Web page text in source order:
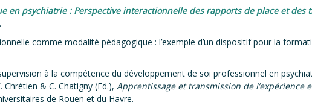
en psychiatrie : Perspective interactionnelle des rapports de place et des
comme modalité pédagogique : l’exemple d’un dispositif pour la
à la compétence du développement de soi professionnel en
& C. Chatigny (Ed.), Apprentissage et transmission de l’expérience
de Rouen et du Havre.